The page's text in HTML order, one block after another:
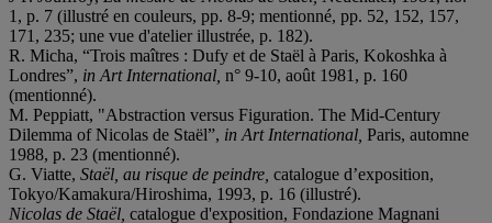
1, p. 7 (illustré en couleurs, pp. 8-9; mentionné, pp. 52, 152, 157,
171, 235; une vue d'atelier illustrée, p. 182).
R. Micha, “Trois maîtres : Dufy et de Staël à Paris, Kokoshka à
Londres”, in Art International, n° 9-10, août 1981, p. 160
(mentionné).
M. Peppiatt, "Abstraction versus Figuration. The Mid-Century
Dilemma of Nicolas de Staël”, in Art International, Paris, automne
1988, p. 23 (mentionné).
G. Viatte, Staël, au risque de peindre, catalogue d’exposition,
Tokyo/Kamakura/Hiroshima, 1993, p. 16 (illustré).
Nicolas de Staël, catalogue d'exposition, Fondazione Magnani